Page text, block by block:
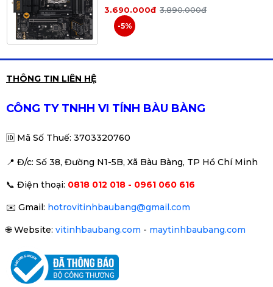
3.690.000đ 3.890.000đ
-5%
2.690.000đ
DDR4 WIFI
Mainboard MSI A520M-A PRO |
AM4 | mATX
THÔNG TIN LIÊN HỆ
CÔNG TY TNHH VI TÍNH BÀU BÀNG
🆔 Mã Số Thuế: 3703320760
📍 Đ/c: Số 38, Đường N1-5B, Xã Bàu Bàng, TP Hồ Chí Minh
📞 Điện thoại: 0818 012 018 - 0961 060 616
✉️ Gmail: hotrovitinhbaubang@gmail.com
🌐Website: vitinhbaubang.com - maytinhbaubang.com